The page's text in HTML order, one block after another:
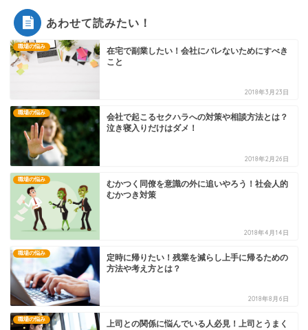
あわせて読みたい！
職場の悩み
在宅で副業したい！会社にバレないためにすべき
こと
2018年3月23日
職場の悩み
会社で起こるセクハラへの対策や相談方法とは？
泣き寝入りだけはダメ！
2018年2月26日
職場の悩み
むかつく同僚を意識の外に追いやろう！社会人的
むかつき対策
2018年4月14日
職場の悩み
定時に帰りたい！残業を減らし上手に帰るための
方法や考え方とは？
2018年8月6日
職場の悩み
上司との関係に悩んでいる人必見！上司とうまく